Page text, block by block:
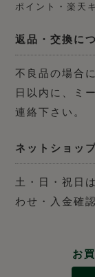
ポイント・楽天
返品・交換に
不良品の場合
日以内に、ミ
連絡下さい。
ネットショッ
土・日・祝日
わせ・入金確
お